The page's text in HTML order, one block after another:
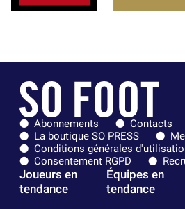
Abonnements
Contacts
La boutique SO PRESS
Conditions générales
Consentement RGPD
Joueurs en
tendance
Équipes en
tendance